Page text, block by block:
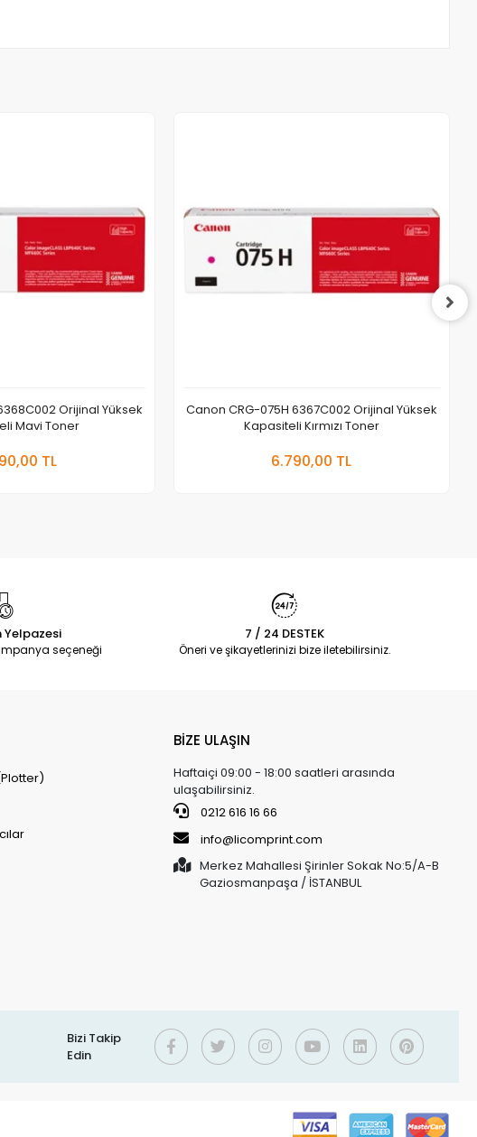
Orijinal Yüksek
Mavi Toner
TL
Canon CRG-075H 6367C002 Orijinal Yüksek
Kapasiteli Kırmızı Toner
6.790,00 TL
Yelpazesi
seçeneği
7 / 24 DESTEK
Öneri ve şikayetlerinizi bize iletebilirsiniz.
BİZE ULAŞIN
Haftaiçi 09:00 - 18:00 saatleri arasında
ulaşabilirsiniz.
0212 616 16 66
info@licomprint.com
Merkez Mahallesi Şirinler Sokak No:5/A-B
Gaziosmanpaşa / İSTANBUL
Bizi Takip
Edin